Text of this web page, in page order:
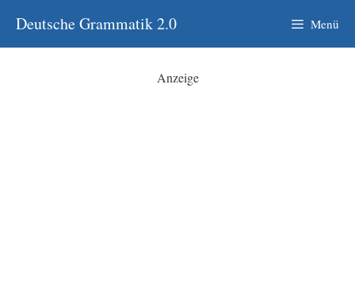
Inhalt
springen
Deutsche Grammatik 2.0 Menü
Anzeige